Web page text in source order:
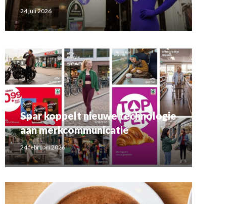
24 juli 2026
Spar koppelt nieuwe technologie
aan merkcommunicatie
24 februari 2026